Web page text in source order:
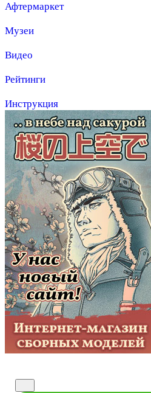
Афтермаркет
Музеи
Видео
Рейтинги
Инструкция